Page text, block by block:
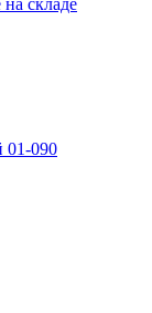
складе
01-090